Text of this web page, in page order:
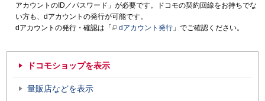
アカウントのID／パスワード」が必要です。ドコモの契約回線をお持ちでな
い方も、dアカウントの発行が可能です。
dアカウントの発行・確認は「
dアカウント発行 」でご確認ください。
ドコモショップを表示
量販店などを表示